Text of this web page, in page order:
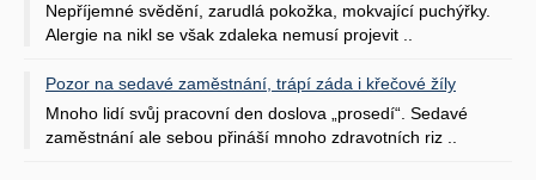
Nepříjemné svědění, zarudlá pokožka, mokvající puchýřky.
Alergie na nikl se však zdaleka nemusí projevit ..
Pozor na sedavé zaměstnání, trápí záda i křečové žíly
Mnoho lidí svůj pracovní den doslova „prosedí“. Sedavé
zaměstnání ale sebou přináší mnoho zdravotních riz ..